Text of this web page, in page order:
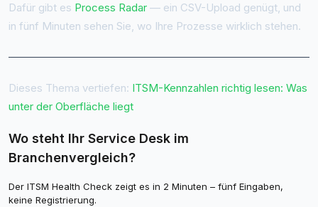
Dafür gibt es Process Radar — ein CSV-Upload genügt, und
in fünf Minuten sehen Sie, wo Ihre Prozesse wirklich stehen.
Dieses Thema vertiefen: ITSM-Kennzahlen richtig lesen: Was
unter der Oberfläche liegt
Wo steht Ihr Service Desk im
Branchenvergleich?
Der ITSM Health Check zeigt es in 2 Minuten – fünf Eingaben,
keine Registrierung.